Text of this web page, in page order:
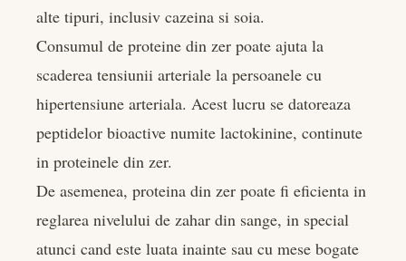
alte tipuri, inclusiv cazeina si soia.
Consumul de proteine din zer poate ajuta la
scaderea tensiunii arteriale la persoanele cu
hipertensiune arteriala. Acest lucru se datoreaza
peptidelor bioactive numite lactokinine, continute
in proteinele din zer.
De asemenea, proteina din zer poate fi eficienta in
reglarea nivelului de zahar din sange, in special
atunci cand este luata inainte sau cu mese bogate